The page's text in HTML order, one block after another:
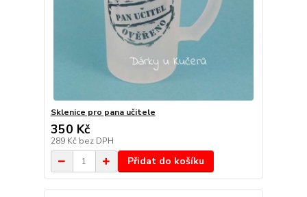
Sklenice pro pana učitele
350 Kč
289 Kč bez DPH
Přidat do košíku